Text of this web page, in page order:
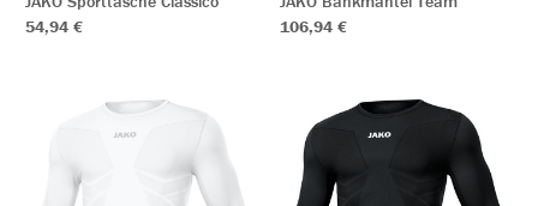
54,94 €
106,94 €